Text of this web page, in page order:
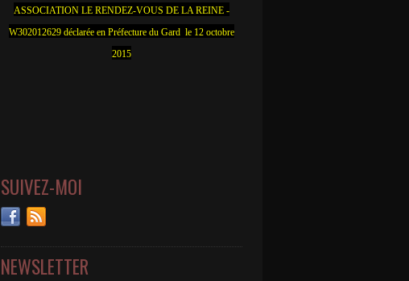
ASSOCIATION LE RENDEZ-VOUS DE LA REINE -
W302012629 déclarée en Préfecture du Gard le 12 octobre
2015
SUIVEZ-MOI
NEWSLETTER